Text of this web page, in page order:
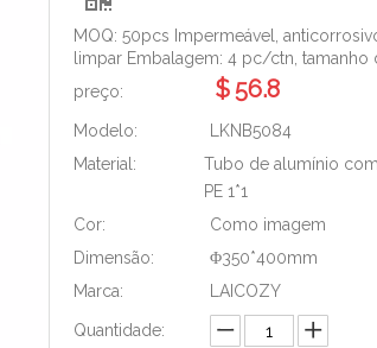
MOQ: 50pcs Impermeável,
limpar Embalagem: 4 pc/ctn, tamanho
preço:
$ 56.8
Modelo:
LKNB5084
Material:
Tubo de alumínio
PE 1*1
Cor:
Como imagem
Dimensão:
Φ350*400mm
Marca:
LAICOZY
Quantidade: